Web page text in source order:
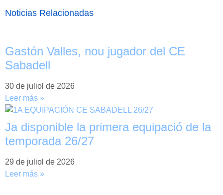
Noticias Relacionadas
Gastón Valles, nou jugador del CE
Sabadell
30 de juliol de 2026
Leer más »
Ja disponible la primera equipació de la
temporada 26/27
29 de juliol de 2026
Leer más »